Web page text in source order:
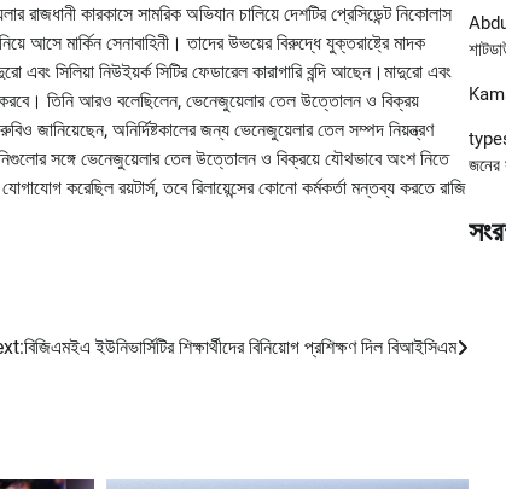
কারকাসে সামরিক অভিযান চালিয়ে দেশটির প্রেসিডেন্ট নিকোলাস
আসে মার্কিন সেনাবাহিনী। তাদের উভয়ের বিরুদ্ধে যুক্তরাষ্ট্রে মাদক
সিলিয়া নিউইয়র্ক সিটির ফেডারেল কারাগারি বন্দি আছেন।মাদুরো এবং
করবে। তিনি আরও বলেছিলেন, ভেনেজুয়েলার তেল উত্তোলন ও বিক্রয়
জানিয়েছেন, অনির্দিষ্টকালের জন্য ভেনেজুয়েলার তেল সম্পদ নিয়ন্ত্রণ
সঙ্গে ভেনেজুয়েলার তেল উত্তোলন ও বিক্রয়ে যৌথভাবে অংশ নিতে
করেছিল রয়টার্স, তবে রিলায়েন্সের কোনো কর্মকর্তা মন্তব্য করতে রাজি
বিজিএমইএ ইউনিভার্সিটির শিক্ষার্থীদের বিনিয়োগ প্রশিক্ষণ দিল বিআইসিএম
জনের